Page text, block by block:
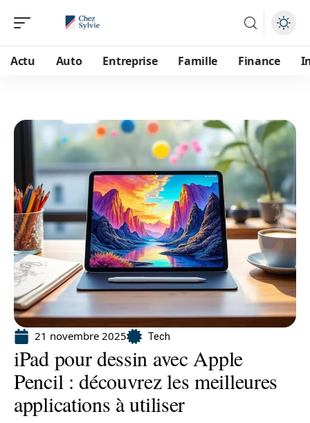
Actu Auto Entreprise Famille Finance
21 novembre 2025 Tech
iPad pour dessin avec Apple
Pencil : découvrez les meilleures
applications à utiliser